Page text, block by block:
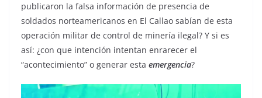
publicaron la falsa información de presencia de
soldados norteamericanos en El Callao sabían de esta
operación militar de control de minería ilegal? Y si es
así: ¿con que intención intentan enrarecer el
“acontecimiento” o generar esta emergencia?